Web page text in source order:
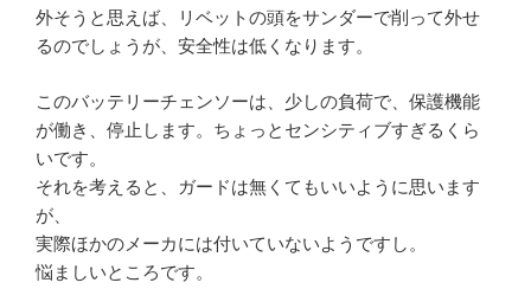
外そうと思えば、リベットの頭をサンダーで削って外せ
るのでしょうが、安全性は低くなります。
このバッテリーチェンソーは、少しの負荷で、保護機能
が働き、停止します。ちょっとセンシティブすぎるくら
いです。
それを考えると、ガードは無くてもいいように思います
が、
実際ほかのメーカには付いていないようですし。
悩ましいところです。